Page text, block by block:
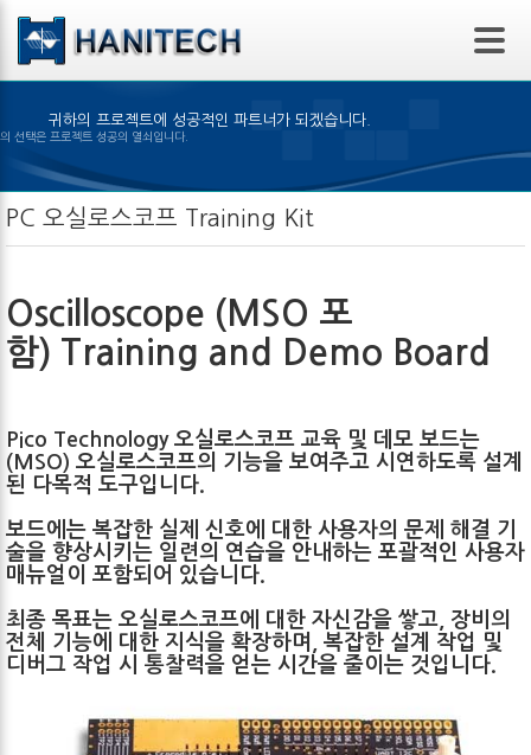
본문 바로가기
귀하의 프로젝트에 성공적인 파트너가 되겠습니다.
알맞은 제품의 선택은 프로젝트 성공의 열쇠입니다.
PC 오실로스코프 Training Kit
Oscilloscope (MSO 포
함) Training and Demo Board
Pico Technology 오실로스코프 교육 및 데모 보드는
(MSO) 오실로스코프의 기능을 보여주고 시연하도록 설계
된 다목적 도구입니다.
보드에는 복잡한 실제 신호에 대한 사용자의 문제 해결 기
술을 향상시키는 일련의 연습을 안내하는 포괄적인 사용자
매뉴얼이 포함되어 있습니다.
최종 목표는 오실로스코프에 대한 자신감을 쌓고, 장비의
전체 ​​기능에 대한 지식을 확장하며, 복잡한 설계 작업 및
디버그 작업 시 통찰력을 얻는 시간을 줄이는 것입니다.